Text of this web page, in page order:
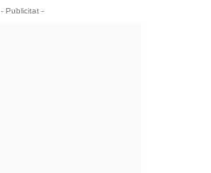
- Publicitat -